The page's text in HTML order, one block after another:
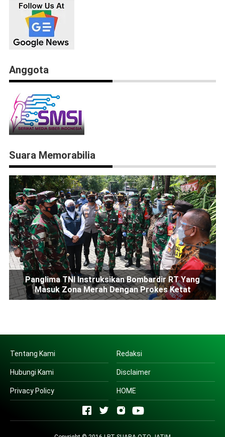
Anggota
Suara Memorabilia
Panglima TNI Instruksikan Bombardir RT Yang
Masuk Zona Merah Dengan Prokes Ketat
Tentang Kami Redaksi
Hubungi Kami Disclaimer
Privacy Policy HOME